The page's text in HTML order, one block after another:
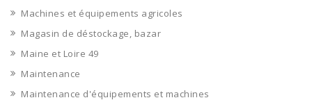
Machines et équipements agricoles
Magasin de déstockage, bazar
Maine et Loire 49
Maintenance
Maintenance d'équipements et machines